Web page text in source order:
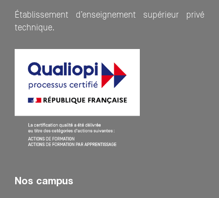
Établissement d’enseignement supérieur privé
technique.
Nos campus